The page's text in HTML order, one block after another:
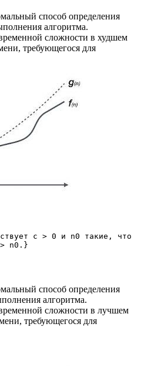
способ определения
алгоритма.
сложности в худшем
требующегося для
n0.}
способ определения
алгоритма.
сложности в лучшем
требующегося для